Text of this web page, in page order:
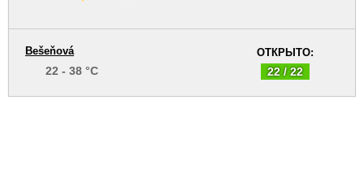
ОТКРЫТО:
22 / 22
Bešeňová
22 - 38 °C